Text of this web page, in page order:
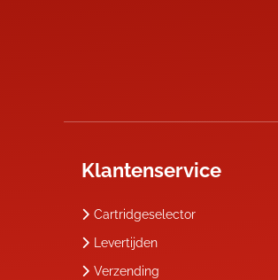
Klantenservice
Cartridgeselector
Levertijden
Verzending